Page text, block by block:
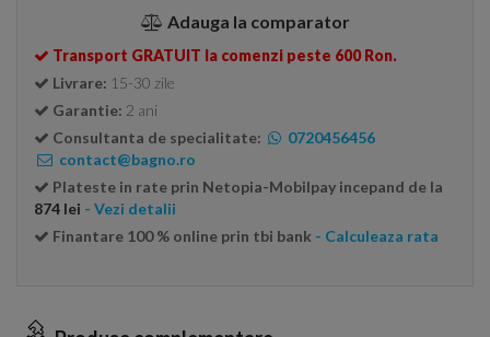
Adauga la comparator
Transport GRATUIT la comenzi peste 600 Ron.
Livrare: 15-30 zile
Garantie: 2 ani
Consultanta de specialitate:
0720456456
contact@bagno.ro
Plateste in rate prin Netopia-Mobilpay incepand de la
874 lei - Vezi detalii
Finantare 100 % online prin tbi bank - Calculeaza rata